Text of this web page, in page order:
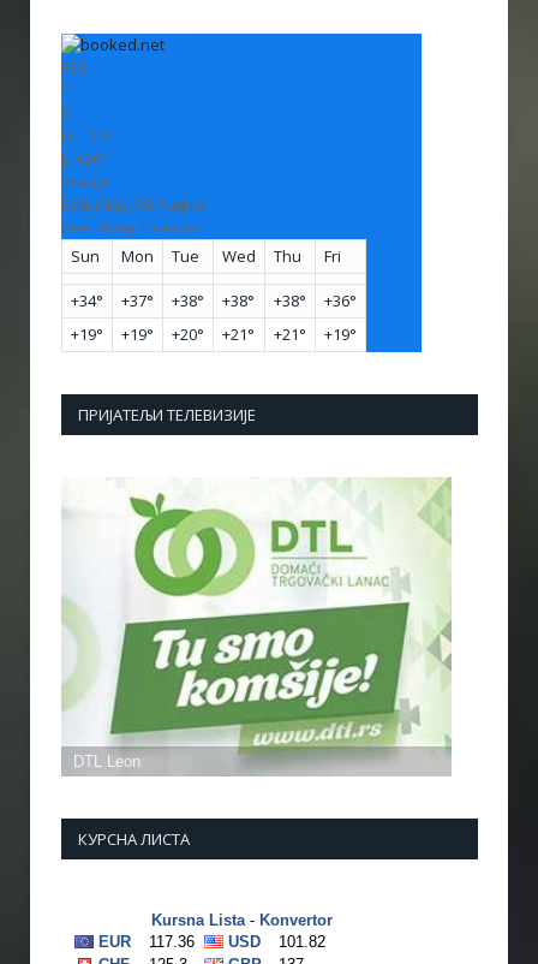
+33
°
C
H: +33°
L: +20°
Vranje
Saturday, 08 August
See 7-Day Forecast
Sun
Mon Tue Wed Thu Fri
+34° +37° +38° +38° +38° +36°
+19° +19° +20° +21° +21° +19°
ПРИЈАТЕЉИ ТЕЛЕВИЗИЈЕ
КУРСНА ЛИСТА